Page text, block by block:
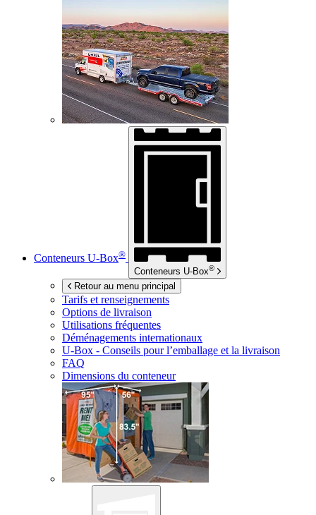
Conteneurs U-Box®
Conteneurs U-Box®
Retour au menu principal
Tarifs et renseignements
Options de livraison
Utilisations fréquentes
Déménagements internationaux
U-Box - Conseils pour l’emballage et la livraison
FAQ
Dimensions du conteneur